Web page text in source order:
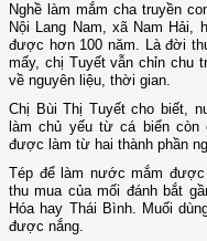
Nghề làm mắm cha truyền
Nội Lang Nam, xã Nam Hải,
được hơn 100 năm. Là đời
mấy, chị Tuyết vẫn chỉn chu
về nguyên liệu, thời gian.
Chị Bùi Thị Tuyết cho biết,
làm chủ yếu từ cá biển
được làm từ hai thành phần
Tép để làm nước mắm
thu mua của mối đánh bắt
Hóa hay Thái Bình. Muối
được nắng.